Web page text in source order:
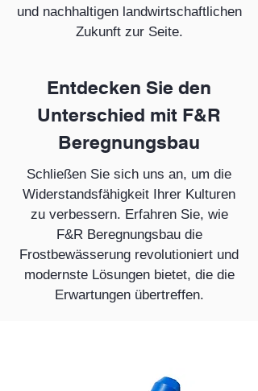
und nachhaltigen landwirtschaftlichen
Zukunft zur Seite.
Entdecken Sie den
Unterschied mit F&R
Beregnungsbau
Schließen Sie sich uns an, um die
Widerstandsfähigkeit Ihrer Kulturen
zu verbessern. Erfahren Sie, wie
F&R Beregnungsbau die
Frostbewässerung revolutioniert und
modernste Lösungen bietet, die die
Erwartungen übertreffen.